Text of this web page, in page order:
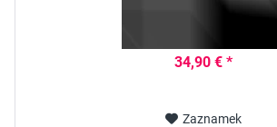
34,90 € *
Zaznamek